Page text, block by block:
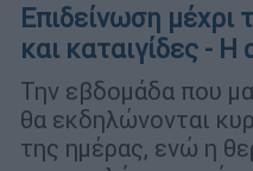
Επιδείνωση μέχρι
και καταιγίδες -
Την εβδομάδα που
θα εκδηλώνονται
της ημέρας, ενώ η